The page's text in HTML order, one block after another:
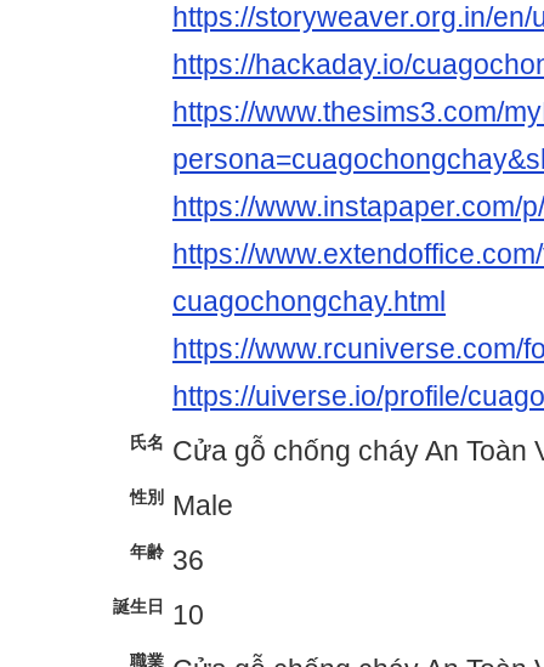
https://storyweaver.org.in/
https://hackaday.io/
https://www.thesims3.com/
https://www.instapaper.com/
https://
cuagochongchay.html
https://www.rcuniverse.com/
https://uiverse.io/profile/
氏名 Cửa gỗ chống cháy An Toàn
性別 Male
年齢 36
誕生日 10
職業